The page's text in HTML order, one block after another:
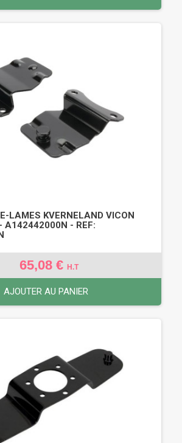
LAMES KVERNELAND VICON
A142442000N - REF:
65,08 € H.T
AJOUTER AU PANIER